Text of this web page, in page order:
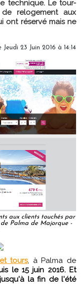
technique. Le tour-
relogement aux
ont réservé mais ne
23 Juin 2016 à 14:14
aux clients touchés par
Palma de Majorque -
tours, à Palma de
le 15 juin 2016. Et
la fin de l'été